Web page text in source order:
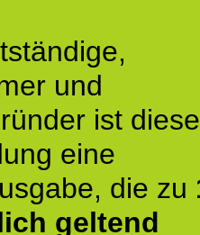
und
ist diese
eine
die zu
geltend